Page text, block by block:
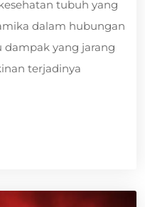
tubuh yang
dalam hubungan
dampak yang jarang
terjadinya